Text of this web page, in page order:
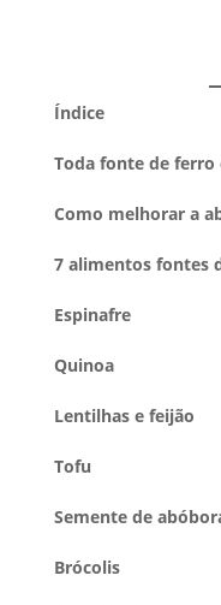
Índice
Toda fonte de ferro
Como melhorar a
7 alimentos fontes
Espinafre
Quinoa
Lentilhas e feijão
Tofu
Semente de
Brócolis